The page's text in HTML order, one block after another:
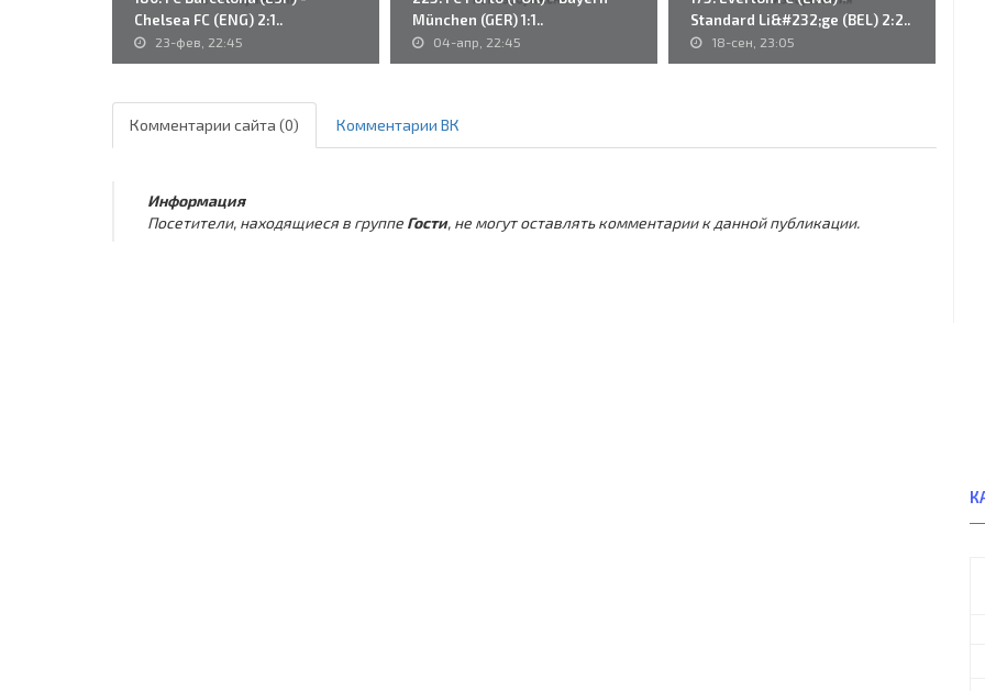
Chelsea FC (ENG) 2:1..
23-фев, 22:45
München (GER) 1:1..
04-апр, 22:45
Standard Li&#232;ge (BEL) 2:2..
18-сен, 23:05
Комментарии сайта (0) Комментарии ВК
Информация
Посетители, находящиеся в группе Гости, не могут оставлять комментарии к данной публикации.